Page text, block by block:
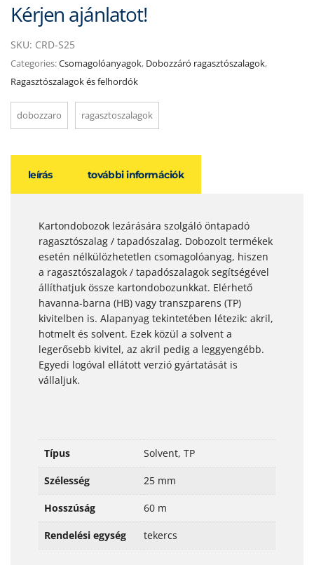
Kérjen ajánlatot!
SKU: CRD-S25
Categories:Csomagolóanyagok, Dobozzáró ragasztószalagok,
Ragasztószalagok és felhordók
dobozzaro ragasztoszalagok
leírás további információk
Kartondobozok lezárására szolgáló öntapadó
ragasztószalag / tapadószalag. Dobozolt termékek
esetén nélkülözhetetlen csomagolóanyag, hiszen
a ragasztószalagok / tapadószalagok segítségével
állíthatjuk össze kartondobozunkkat. Elérhető
havanna-barna (HB) vagy transzparens (TP)
kivitelben is. Alapanyag tekintetében létezik: akril,
hotmelt és solvent. Ezek közül a solvent a
legerősebb kivitel, az akril pedig a leggyengébb.
Egyedi logóval ellátott verzió gyártatását is
vállaljuk.
Típus Solvent, TP
Szélesség 25 mm
Hosszúság 60 m
Rendelési egység tekercs